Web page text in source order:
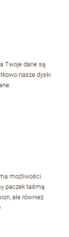
Twoje dane są
nasze dyski
możliwości
paczek taśmą
ale również